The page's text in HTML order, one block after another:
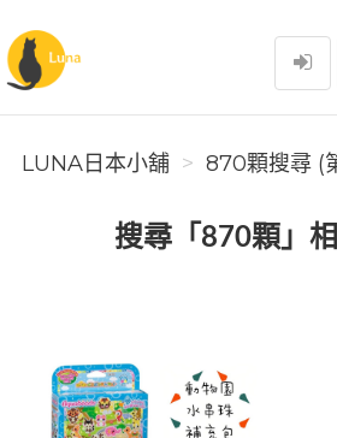
Luna日本小舖
LUNA日本小舖 870顆搜尋 (
搜尋「870顆」